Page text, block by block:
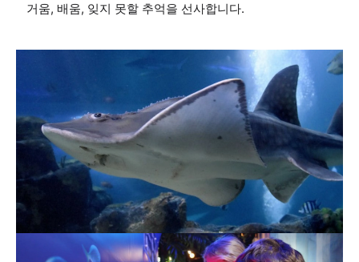
거움, 배움, 잊지 못할 추억을 선사합니다.